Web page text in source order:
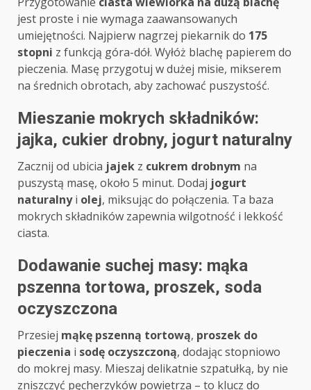
jest proste i nie wymaga zaawansowanych
umiejętności. Najpierw nagrzej piekarnik do 175
stopni z funkcją góra-dół. Wyłóż blachę papierem do
pieczenia. Masę przygotuj w dużej misie, mikserem
na średnich obrotach, aby zachować puszystość.
Mieszanie mokrych składników:
jajka, cukier drobny, jogurt naturalny
Zacznij od ubicia jajek z cukrem drobnym na
puszystą masę, około 5 minut. Dodaj jogurt
naturalnyi olej, miksując do połączenia. Ta baza
mokrych składników zapewnia wilgotność i lekkość
ciasta.
Dodawanie suchej masy: mąka
pszenna tortowa, proszek, soda
oczyszczona
Przesiej mąkę pszenną tortową, proszek do
pieczenia i sodę oczyszczoną, dodając stopniowo
do mokrej masy. Mieszaj delikatnie szpatułką, by nie
zniszczyć pęcherzyków powietrza – to klucz do